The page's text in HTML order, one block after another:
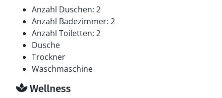
Anzahl Duschen: 2
Anzahl Badezimmer: 2
Anzahl Toiletten: 2
Dusche
Trockner
Waschmaschine
Wellness